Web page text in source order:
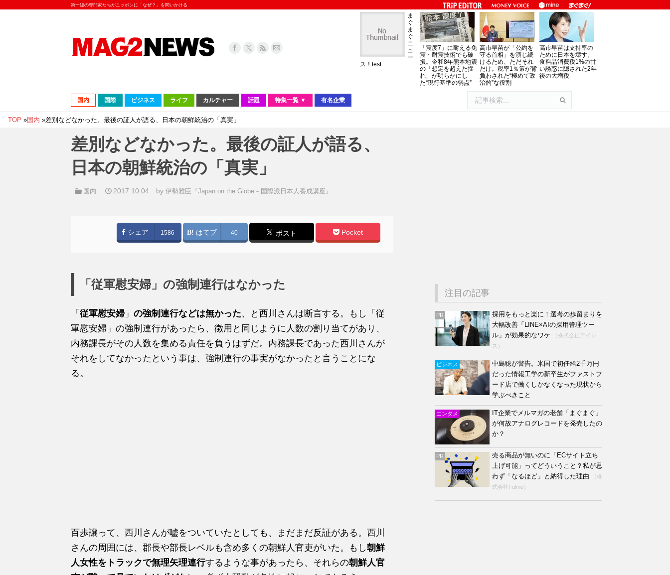
第一線の専門家たちがニッポンに「なぜ？」を問いかける
ま
ぐ
ま
ぐ
ニ
ュ
ー
ス！test
「震度7」に耐える免
震・耐震技術でも破
損。令和8年熊本地震
の「想定を超えた揺
れ」が明らかにし
た“現行基準の弱点”
高市早苗が「公約を
守る首相」を演じ続
けるため、ただそれ
だけ。税率1％策が背
負わされた“極めて政
治的”な役割
高市早苗は支持率の
ために日本を壊す。
食料品消費税1%の甘
い誘惑に隠された2年
後の大増税
国内 国際 ビジネス ライフ カルチャー 話題 特集一覧 ▼ 有名企業
TOP »国内 »差別などなかった。最後の証人が語る、日本の朝鮮統治の「真実」
差別などなかった。最後の証人が語る、
日本の朝鮮統治の「真実」
国内 2017.10.04 by伊勢雅臣『Japan on the Globe－国際派日本人養成講座』
シェア 1586 はてブ 40 ポスト Pocket
「従軍慰安婦」の強制連行はなかった
「 従軍慰安婦 」 の強制連行などは無かった、と西川さんは断言する。もし「従
軍慰安婦」の強制連行があったら、徴用と同じように人数の割り当てがあり、
内務課長がその人数を集める責任を負うはずだ。内務課長であった西川さんが
それをしてなかったという事は、強制連行の事実がなかったと言うことにな
る。
百歩譲って、西川さんが嘘をついていたとしても、まだまだ反証がある。西川
さんの周囲には、郡長や部長レベルも含め多くの朝鮮人官吏がいた。もし朝鮮
人女性をトラックで無理矢理連行するような事があったら、それらの朝鮮人官
注目の記事
PR
採用をもっと楽に！選考の歩留まりを
大幅改善「LINE×AIの採用管理ツー
ル」が効果的なワケ
（株式会社アイシ
ス）
ビジネス
中島聡が警告。米国で初任給2千万円
だった情報工学の新卒生がファストフ
ード店で働くしかなくなった現状から
学ぶべきこと
エンタメ
IT企業でメルマガの老舗「まぐまぐ」
が何故アナログレコードを発売したの
か？
PR
売る商品が無いのに「ECサイト立ち
上げ可能」ってどういうこと？私が思
わず「なるほど」と納得した理由
（株
式会社Fulmo）